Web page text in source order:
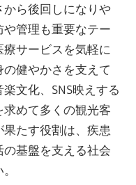
から後回しになりや
管理も重要なテー
サービスを気軽に
健やかさを支えて
文化、SNS映えする
めて多くの観光客
たす役割は、疾患
基盤を支える社会